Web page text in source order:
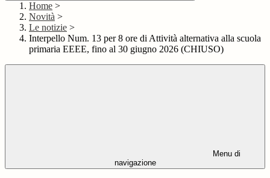
Home >
Novità >
Le notizie >
Interpello Num. 13 per 8 ore di Attività alternativa alla scuola
primaria EEEE, fino al 30 giugno 2026 (CHIUSO)
Menu di
navigazione